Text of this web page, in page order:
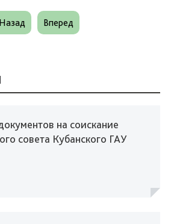
Назад Вперед
на соискание
совета Кубанского ГАУ